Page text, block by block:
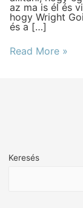
az ma is él és
hogy Wright
és a […]
Read More »
Keresés